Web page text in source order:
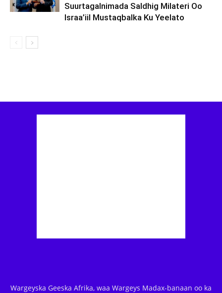
Suurtagalnimada Saldhig Milateri Oo
Israa’iil Mustaqbalka Ku Yeelato
Wargeyska Geeska Afrika, waa Wargeys Madax-banaan oo ka